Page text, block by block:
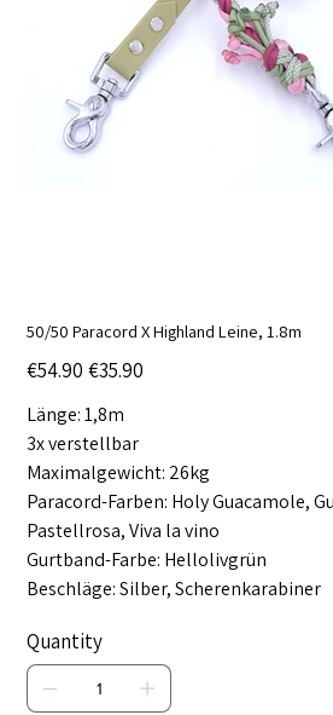
50/50 Paracord X Highland Leine, 1.8m
Original
price
€54.90
Sale
price
€35.90
Länge: 1,8m
3x verstellbar
Maximalgewicht: 26kg
Paracord-Farben: Holy Guacamole,
Pastellrosa, Viva la vino
Gurtband-Farbe: Hellolivgrün
Beschläge: Silber, Scherenkarabiner
Quantity